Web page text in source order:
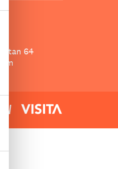
64